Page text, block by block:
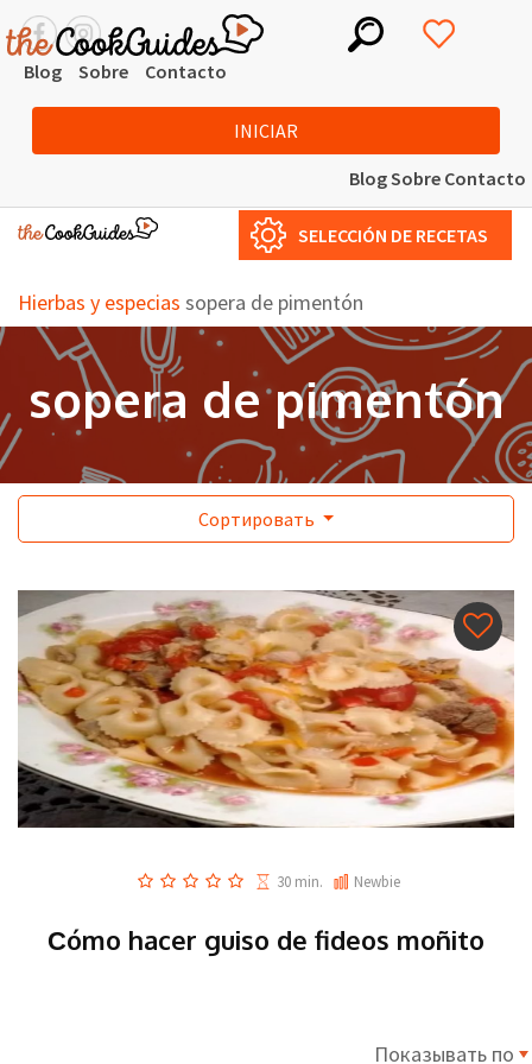
Blog Sobre Contacto
INICIAR
BlogSobre Contacto
SELECCIÓN DE RECETAS
Hierbas y especias sopera de pimentón
sopera de pimentón
Сортировать
30 min. Newbie
Сómo hacer guiso de fideos moñito
Показывать по